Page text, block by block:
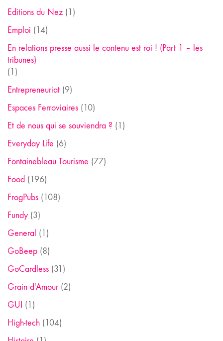
Editions du Nez (1)
Emploi (14)
En relations presse aussi le contenu est roi ! (Part 1 – les
tribunes)
(1)
Entrepreneuriat (9)
Espaces Ferroviaires (10)
Et de nous qui se souviendra ? (1)
Everyday Life (6)
Fontainebleau Tourisme (77)
Food (196)
FrogPubs (108)
Fundy (3)
General (1)
GoBeep (8)
GoCardless (31)
Grain d'Amour(2)
GUI (1)
High-tech (104)